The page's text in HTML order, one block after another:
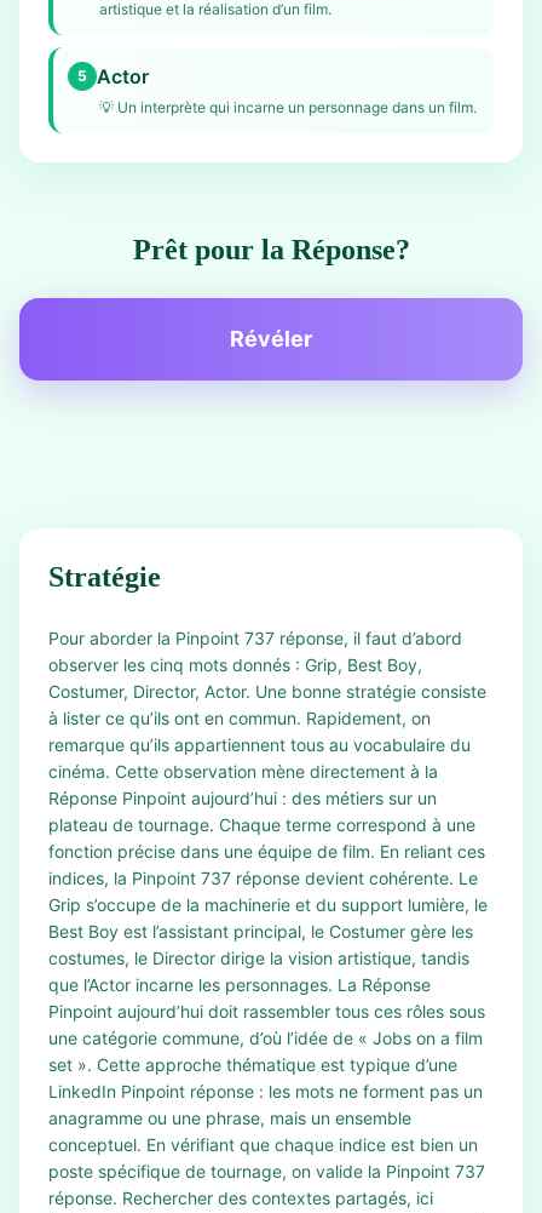
artistique et la réalisation d’un film.
5 Actor
💡 Un interprète qui incarne un personnage dans un film.
Prêt pour la Réponse?
Révéler
Stratégie
Pour aborder la Pinpoint 737 réponse, il faut d’abord
observer les cinq mots donnés : Grip, Best Boy,
Costumer, Director, Actor. Une bonne stratégie consiste
à lister ce qu’ils ont en commun. Rapidement, on
remarque qu’ils appartiennent tous au vocabulaire du
cinéma. Cette observation mène directement à la
Réponse Pinpoint aujourd’hui : des métiers sur un
plateau de tournage. Chaque terme correspond à une
fonction précise dans une équipe de film. En reliant ces
indices, la Pinpoint 737 réponse devient cohérente. Le
Grip s’occupe de la machinerie et du support lumière, le
Best Boy est l’assistant principal, le Costumer gère les
costumes, le Director dirige la vision artistique, tandis
que l’Actor incarne les personnages. La Réponse
Pinpoint aujourd’hui doit rassembler tous ces rôles sous
une catégorie commune, d’où l’idée de « Jobs on a film
set ». Cette approche thématique est typique d’une
LinkedIn Pinpoint réponse : les mots ne forment pas un
anagramme ou une phrase, mais un ensemble
conceptuel. En vérifiant que chaque indice est bien un
poste spécifique de tournage, on valide la Pinpoint 737
réponse. Rechercher des contextes partagés, ici